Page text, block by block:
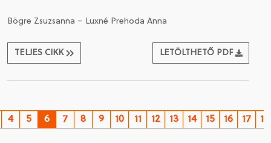
Bögre Zsuzsanna – Luxné Prehoda Anna
TELJES CIKK LETÖLTHETŐ PDF
4 5 6 7 8 9 10 11 12 13 14 15 16 17 18